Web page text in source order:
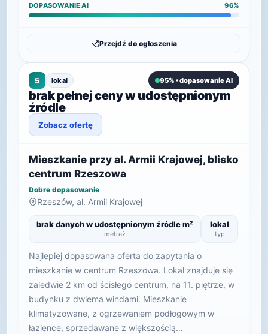
DOPASOWANIE AI 96%
Przejdź do ogłoszenia
5 lokal 95% • dopasowanie AI
brak pełnej ceny w udostępnionym
źródle
Zobacz ofertę
Mieszkanie przy al. Armii Krajowej, blisko
centrum Rzeszowa
Dobre dopasowanie
Rzeszów, al. Armii Krajowej
brak danych w udostępnionym źródle m²
metraż
lokal
typ
Najlepiej dopasowana oferta do zapytania o
mieszkanie w centrum Rzeszowa. Lokal znajduje się
zaledwie 2 km od ścisłego centrum, na 11. piętrze, w
budynku z dwiema windami. Mieszkanie
klimatyzowane, z ogrzewaniem podłogowym w
łazience, sprzedawane z większością…